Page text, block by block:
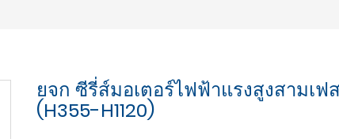
ยจก ซีรี่ส์มอเตอร์ไฟฟ้าแรงสูงสามเ
(H355-H1120)